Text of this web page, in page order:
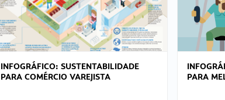
INFOGRÁFICO: SUSTENTABILIDADE
PARA COMÉRCIO VAREJISTA
PARA